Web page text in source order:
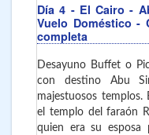
Día 4 - El Cairo -
Vuelo Doméstico -
completa
Desayuno Buffet o
con destino Abu
majestuosos
el templo del faraón
quien era su esposa